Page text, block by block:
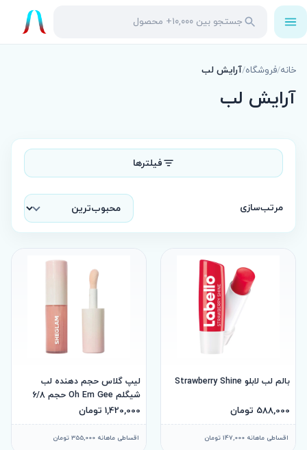
باز
کردن
منو
جستجو
در
محصولات
جستجو
خانه/فروشگاه/آرایش لب
آرایش لب
فیلترها
مرتب‌سازی
بالم لب لابلو Strawberry Shine
588,000 تومان
اقساطی ماهانه 147,000 تومان
لیپ گلاس حجم دهنده لب
شیگلم Oh Em Gee حجم 6/8
1,420,000 تومان
اقساطی ماهانه 355,000 تومان